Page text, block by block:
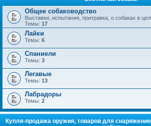
Общее собаководство
Выставки, испытания, притравка, о собаках в
Темы: 17
Лайки
Темы: 6
Спаниели
Темы: 3
Легавые
Темы: 13
Лабрадоры
Темы: 2
Купля-продажа оружия, товаров для